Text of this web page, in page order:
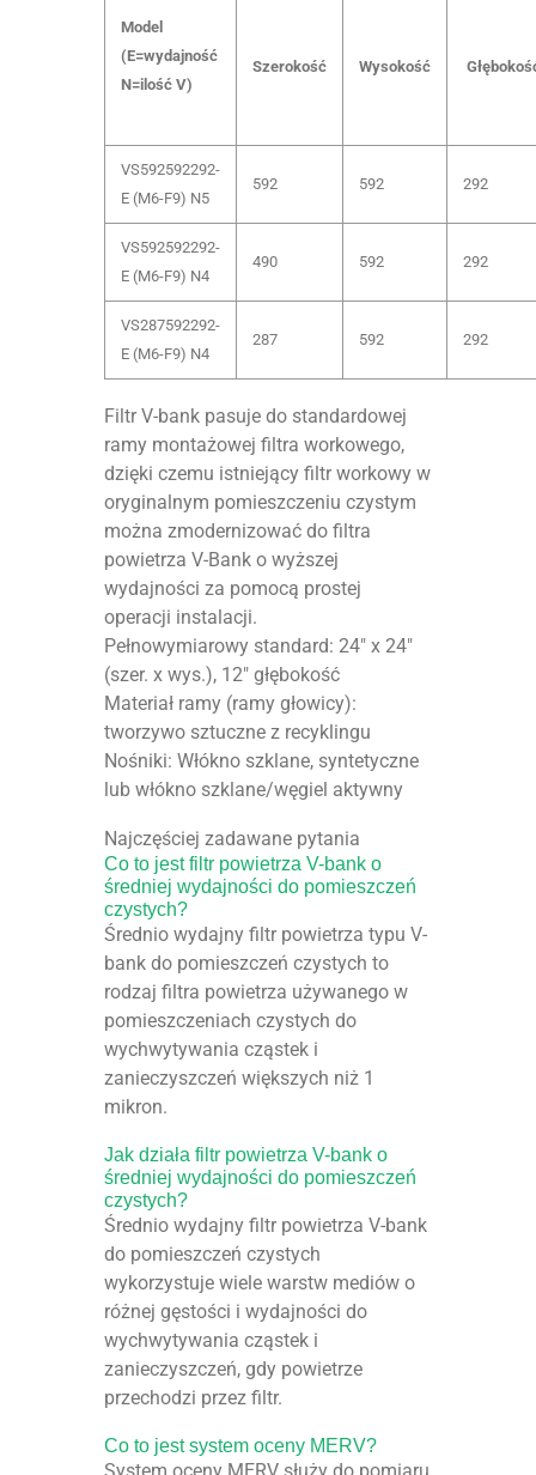
Model
(E=wydajność
N=ilość V)
Szerokość Wysokość
VS592592292-
E (M6-F9) N5
592 592 292
VS592592292-
E (M6-F9) N4
490 592 292
VS287592292-
E (M6-F9) N4
287 592 292
Filtr V-bank pasuje do standardowej
ramy montażowej filtra workowego,
dzięki czemu istniejący filtr workowy w
oryginalnym pomieszczeniu czystym
można zmodernizować do filtra
powietrza V-Bank o wyższej
wydajności za pomocą prostej
operacji instalacji.
Pełnowymiarowy standard: 24″ x 24″
(szer. x wys.), 12″ głębokość
Materiał ramy (ramy głowicy):
tworzywo sztuczne z recyklingu
Nośniki: Włókno szklane, syntetyczne
lub włókno szklane/węgiel aktywny
Najczęściej zadawane pytania
Co to jest filtr powietrza V-bank o
średniej wydajności do pomieszczeń
czystych?
Średnio wydajny filtr powietrza typu V-
bank do pomieszczeń czystych to
rodzaj filtra powietrza używanego w
pomieszczeniach czystych do
wychwytywania cząstek i
zanieczyszczeń większych niż 1
mikron.
Jak działa filtr powietrza V-bank o
średniej wydajności do pomieszczeń
czystych?
Średnio wydajny filtr powietrza V-bank
do pomieszczeń czystych
wykorzystuje wiele warstw mediów o
różnej gęstości i wydajności do
wychwytywania cząstek i
zanieczyszczeń, gdy powietrze
przechodzi przez filtr.
Co to jest system oceny MERV?